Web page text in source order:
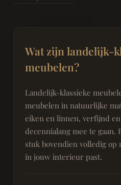
Wat zijn landelijk-
meubelen?
Landelijk-klassieke
meubelen in natuurlijke
eiken en linnen, verfijnd en
decennialang mee te gaan.
stuk bovendien volledig op
in jouw interieur past.